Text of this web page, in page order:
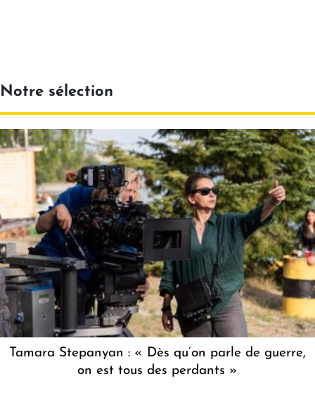
Notre sélection
Tamara Stepanyan : « Dès qu’on parle de guerre,
on est tous des perdants »